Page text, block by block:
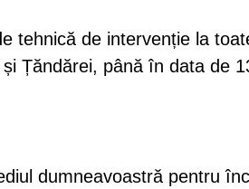
tehnică de intervenție la
Țăndărei, până în data de
dumneavoastră pentru